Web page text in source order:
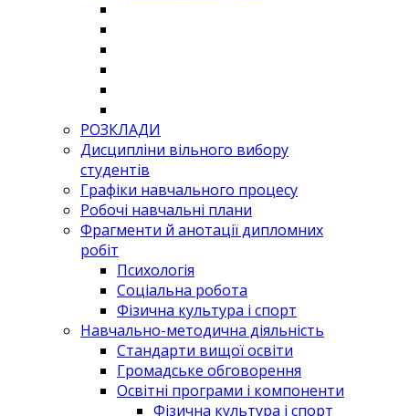
РОЗКЛАДИ
Дисципліни вільного вибору
студентів
Графіки навчального процесу
Робочі навчальні плани
Фрагменти й анотації дипломних
робіт
Психологія
Соціальна робота
Фізична культура і спорт
Навчально-методична діяльність
Стандарти вищої освіти
Громадське обговорення
Освітні програми і компоненти
Фізична культура і спорт